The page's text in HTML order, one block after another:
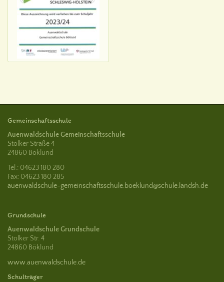
Gemeinschaftsschule
Auenwaldschule Gemeinschaftsschule
Stolker Straße 4
24860 Böklund
Tel.: 04623 180 280
Fax: 04623 180 285
auenwaldschule-gemeinschaftsschule.boeklund@schule.landsh.de
Grundschule
Auenwaldschule Grundschule
Stolker Str. 4
24860 Böklund
www.auenwaldschule.de
Schulträger